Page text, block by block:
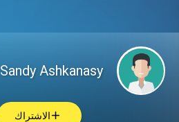
Sandy Ashkanasy
الاشتراك